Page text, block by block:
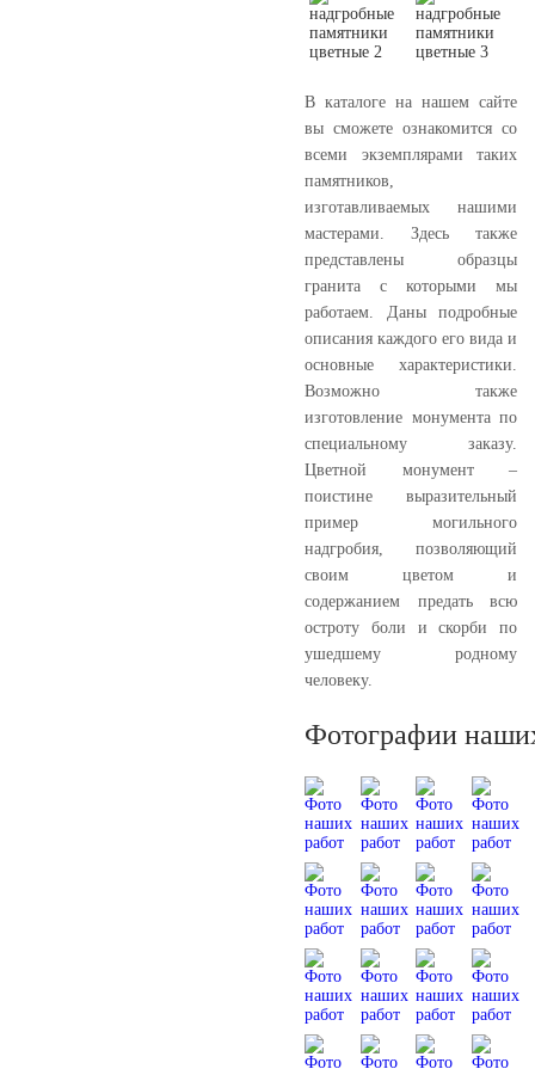
В каталоге на нашем сайте
вы сможете ознакомится со
всеми экземплярами таких
памятников,
изготавливаемых нашими
мастерами. Здесь также
представлены образцы
гранита с которыми мы
работаем. Даны подробные
описания каждого его вида и
основные характеристики.
Возможно также
изготовление монумента по
специальному заказу.
Цветной монумент –
поистине выразительный
пример могильного
надгробия, позволяющий
своим цветом и
содержанием предать всю
остроту боли и скорби по
ушедшему родному
человеку.
Фотографии